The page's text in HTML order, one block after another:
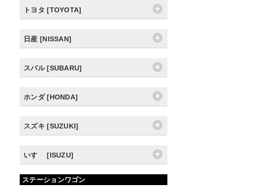
トヨタ [TOYOTA]
日産 [NISSAN]
スバル [SUBARU]
ホンダ [HONDA]
スズキ [SUZUKI]
いすゞ [ISUZU]
ステーションワゴン